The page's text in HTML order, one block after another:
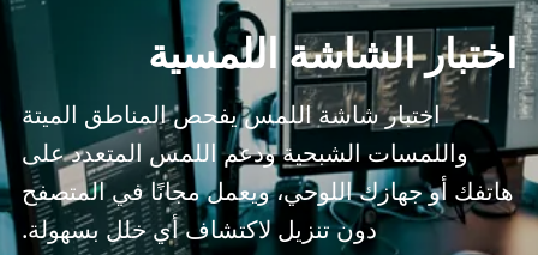
اختبار الشاشة اللمسية
اختبار شاشة اللمس يفحص المناطق الميتة
واللمسات الشبحية ودعم اللمس المتعدد على
هاتفك أو جهازك اللوحي، ويعمل مجانًا في المتصفح
دون تنزيل لاكتشاف أي خلل بسهولة.